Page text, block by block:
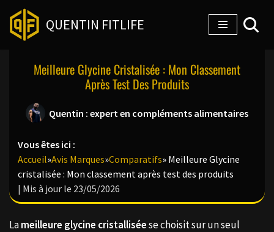
Aller
contenu
QUENTIN FITLIFE
Meilleure Glycine Cristalisée : Mon Classement
Après Test Des Produits
Quentin : expert en compléments alimentaires
Vous êtes ici :
Accueil»Avis Marques»Comparatifs» Meilleure Glycine
cristalisée : Mon classement après test des produits
| Mis à jour le 23/05/2026
Lameilleure glycine cristalliséese choisit sur un seul